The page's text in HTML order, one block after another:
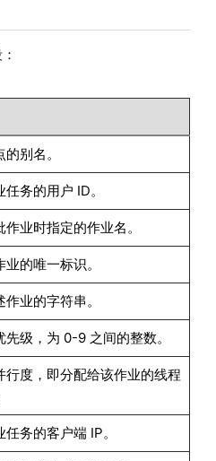
别名。
务的用户 ID。
业时指定的作业名。
的唯一标识。
作业的字符串。
先级，为 0-9 之间的整数。
行度，即分配给该作业的线程
任务的客户端 IP。